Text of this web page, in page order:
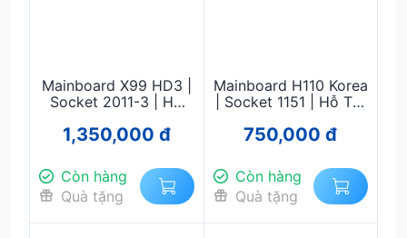
Mainboard X99 HD3 |
Socket 2011-3 | Hỗ
V3/V4 | DDR4 ECC |
Gaming & Workstation
Giá Rẻ
1,350,000 đ
Còn hàng
Quà tặng
Mainboard H110 Korea
| Socket 1151 | Hỗ Trợ
Micro-ATX | Giá Rẻ,
Ổn Định
750,000 đ
Còn hàng
Quà tặng